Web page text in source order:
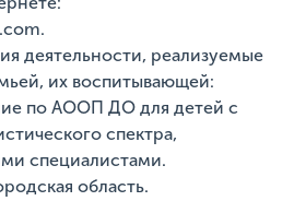
деятельности, реализуемые
их воспитывающей:
по АООП ДО для детей с
спектра,
специалистами.
область.